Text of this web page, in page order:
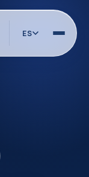
ES